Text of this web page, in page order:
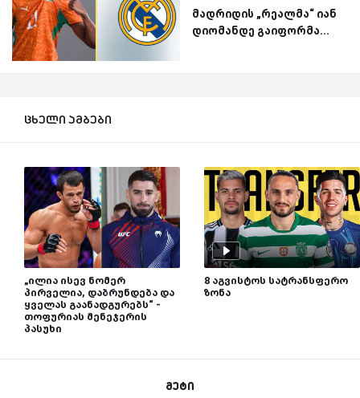
მადრიდის „რეალმა“ იან
დიომანდე გაიფორმა...
ცხელი ამბები
„ილია ისევ ნომერ
პირველია, დაბრუნდება და
ყველას გაანადგურებს“ -
თოფურიას მენეჯერის
პასუხი
8 აგვისტოს სატრანსფერო
ზონა
მეტი